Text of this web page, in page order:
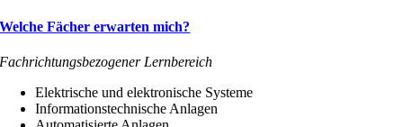
Welche Fächer erwarten mich?
Fachrichtungsbezogener Lernbereich
Elektrische und elektronische Systeme
Informationstechnische Anlagen